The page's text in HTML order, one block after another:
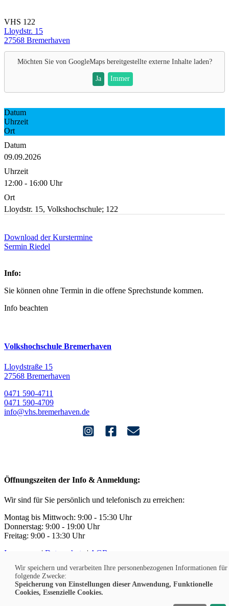
VHS 122
Lloydstr. 15
27568 Bremerhaven
Möchten Sie von GoogleMapsbereitgestellte externe Inhalte laden?
Ja Immer
Datum
Uhrzeit
Ort
Datum
09.09.2026
Uhrzeit
12:00 - 16:00 Uhr
Ort
Lloydstr. 15, Volkshochschule; 122
Download der Kurstermine
Sermin Riedel
Info:
Sie können ohne Termin in die offene Sprechstunde kommen.
Info beachten
Volkshochschule Bremerhaven
Lloydstraße 15
27568 Bremerhaven
0471 590-4711
0471 590-4709
info@vhs.bremerhaven.de
Öffnungszeiten der Info & Anmeldung:
Wir sind für Sie persönlich und telefonisch zu erreichen:
Montag bis Mittwoch: 9:00 - 15:30 Uhr
Donnerstag: 9:00 - 19:00 Uhr
Freitag: 9:00 - 13:30 Uhr
Impressum
| Datenschutz | AGB
Barrierefreiheit|Sitemap|Cookies
Wir speichern und verarbeiten Ihre personenbezogenen Informationen für
folgende Zwecke:
Speicherung von Einstellungen dieser Anwendung, Funktionelle
Cookies, Essenzielle Cookies.